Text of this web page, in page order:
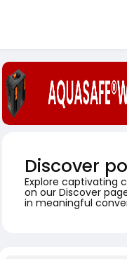
Discover
Explore captivating
on our Discover
in meaningful